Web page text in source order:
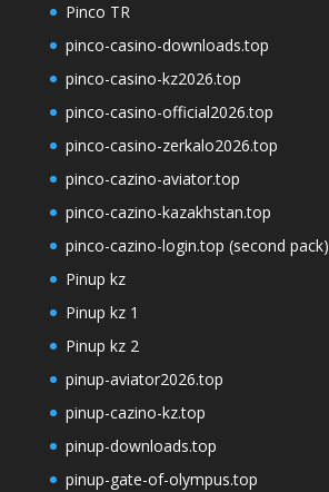
Pinco TR
pinco-casino-downloads.top
pinco-casino-kz2026.top
pinco-casino-official2026.top
pinco-casino-zerkalo2026.top
pinco-cazino-aviator.top
pinco-cazino-kazakhstan.top
pinco-cazino-login.top (second pack)
Pinup kz
Pinup kz 1
Pinup kz 2
pinup-aviator2026.top
pinup-cazino-kz.top
pinup-downloads.top
pinup-gate-of-olympus.top